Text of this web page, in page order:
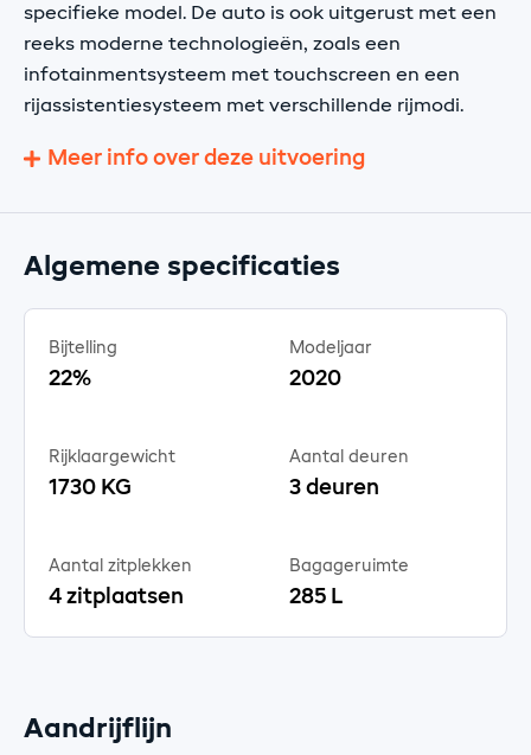
specifieke model. De auto is ook uitgerust met een
reeks moderne technologieën, zoals een
infotainmentsysteem met touchscreen en een
rijassistentiesysteem met verschillende rijmodi.
Meer info over deze uitvoering
Algemene specificaties
Bijtelling
22%
Modeljaar
2020
Rijklaargewicht
1730 KG
Aantal deuren
3 deuren
Aantal zitplekken
4 zitplaatsen
Bagageruimte
285 L
Aandrijflijn